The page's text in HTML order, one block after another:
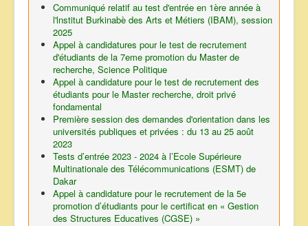
Communiqué relatif au test d'entrée en 1ère année à
l'lnstitut Burkinabè des Arts et Métiers (IBAM), session
2025
Appel à candidatures pour le test de recrutement
d'étudiants de la 7eme promotion du Master de
recherche, Science Politique
Appel à candidature pour le test de recrutement des
étudiants pour le Master recherche, droit privé
fondamental
Première session des demandes d'orientation dans les
universités publiques et privées : du 13 au 25 août
2023
Tests d’entrée 2023 - 2024 à l’Ecole Supérieure
Multinationale des Télécommunications (ESMT) de
Dakar
Appel à candidature pour le recrutement de la 5e
promotion d’étudiants pour le certificat en « Gestion
des Structures Educatives (CGSE) »